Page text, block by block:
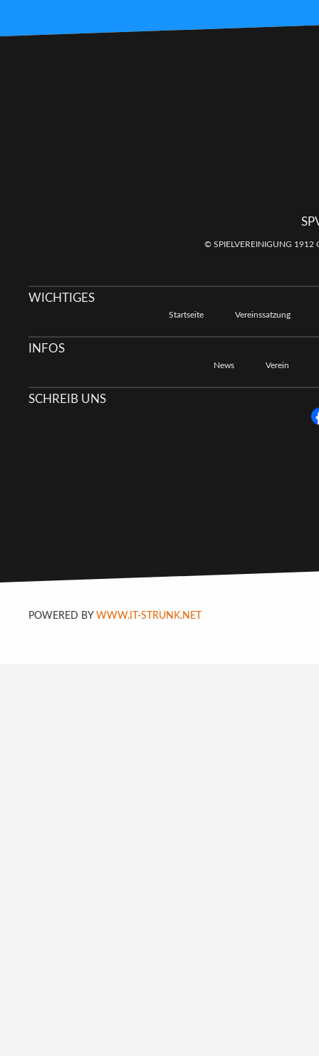
© SPIELVEREINIGUNG 1912
WICHTIGES
Startseite Vereinssatzung
INFOS
News Verein
SCHREIB UNS
POWERED BY WWW.IT-STRUNK.NET